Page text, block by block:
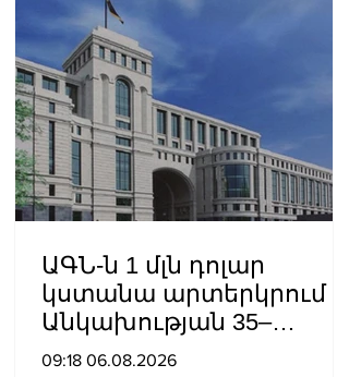
ԱԳՆ-ն 1 մլն դոլար
կստանա արտերկրում
Անկախության 35–
ամյակի
09:18 06.08.2026